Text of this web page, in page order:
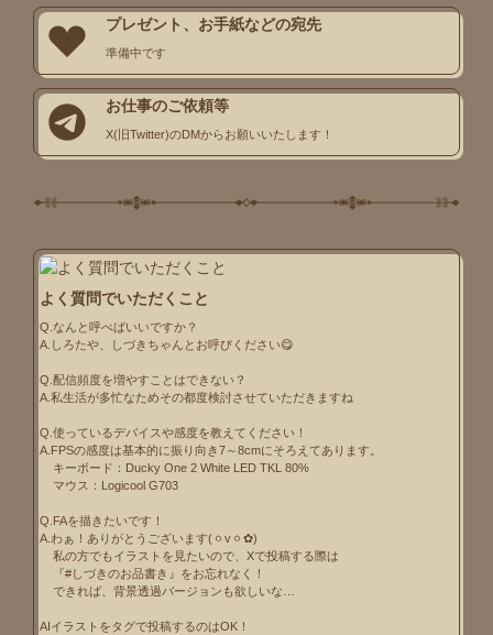
プレゼント、お手紙などの宛先
準備中です
お仕事のご依頼等
X(旧Twitter)のDMからお願いいたします！
よく質問でいただくこと
Q.なんと呼べばいいですか？
A.しろたや、しづきちゃんとお呼びください😋
Q.配信頻度を増やすことはできない？
A.私生活が多忙なためその都度検討させていただきますね
Q.使っているデバイスや感度を教えてください！
A.FPSの感度は基本的に振り向き7～8cmにそろえてあります。
Q.FAを描きたいです！
A.わぁ！ありがとうございます(ㆁvㆁ✿︎)
AIイラストをタグで投稿するのはOK！